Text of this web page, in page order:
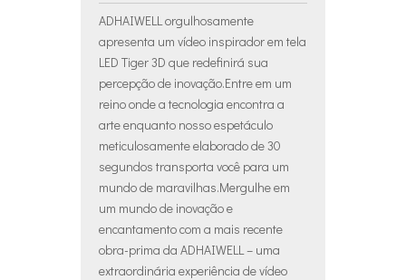
ADHAIWELL orgulhosamente
apresenta um vídeo inspirador em tela
LED Tiger 3D que redefinirá sua
percepção de inovação.Entre em um
reino onde a tecnologia encontra a
arte enquanto nosso espetáculo
meticulosamente elaborado de 30
segundos transporta você para um
mundo de maravilhas.Mergulhe em
um mundo de inovação e
encantamento com a mais recente
obra-prima da ADHAIWELL – uma
extraordinária experiência de vídeo